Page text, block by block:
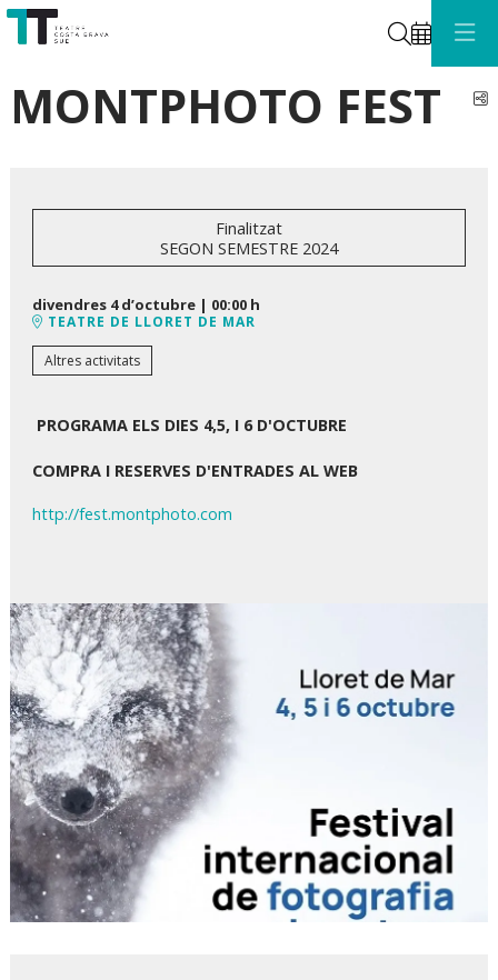
Cerca
MONTPHOTO FEST
Finalitzat
SEGON SEMESTRE 2024
divendres 4 d’octubre | 00:00 h
TEATRE DE LLORET DE MAR
Altres activitats
PROGRAMA ELS DIES 4,5, I 6 D'OCTUBRE
COMPRA I RESERVES D'ENTRADES AL WEB
http://fest.montphoto.com